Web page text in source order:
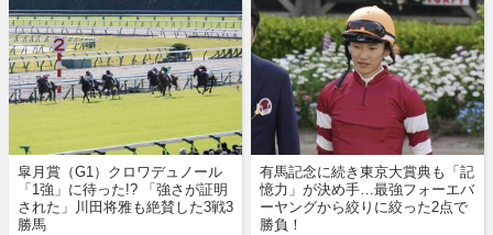
皐月賞（G1）クロワデュノール
「1強」に待った!? 「強さが証明
された」川田将雅も絶賛した3戦3
勝馬
有馬記念に続き東京大賞典も「記
憶力」が決め手…最強フォーエバ
ーヤングから絞りに絞った2点で
勝負！